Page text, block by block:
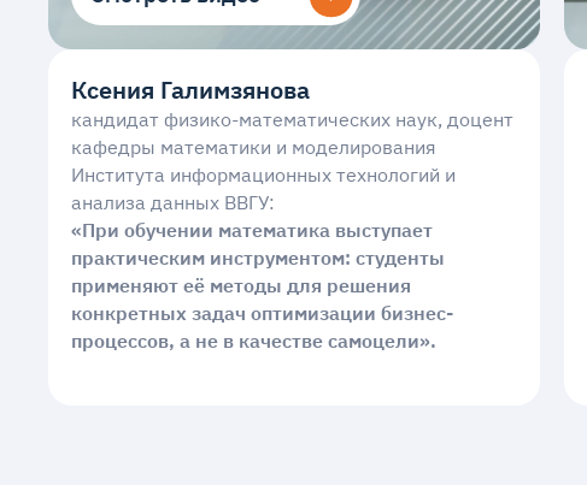
Ксения Галимзянова
кандидат физико-математических наук, доцент
кафедры математики и моделирования
Института информационных технологий и
анализа данных ВВГУ:
«При обучении математика выступает
практическим инструментом: студенты
применяют её методы для решения
конкретных задач оптимизации бизнес-
процессов, а не в качестве самоцели».